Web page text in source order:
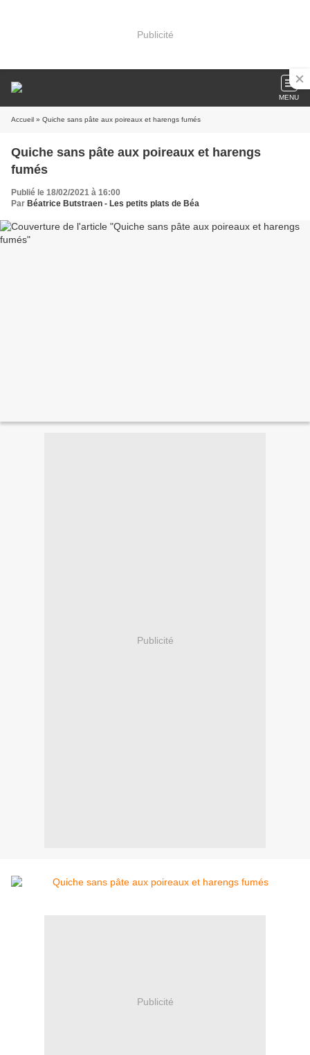
Publicité
MENU
Accueil » Quiche sans pâte aux poireaux et harengs fumés
Quiche sans pâte aux poireaux et harengs
fumés
Publié le 18/02/2021 à 16:00
Par Béatrice Butstraen - Les petits plats de Béa
Publicité
Publicité